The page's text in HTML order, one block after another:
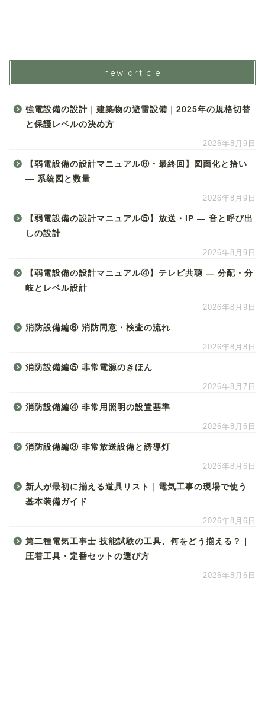
new article
強電設備の設計｜建築物の避雷設備｜2025年の規格切替
と保護レベルの決め方
2026年8月9日
【弱電設備の設計マニュアル⑥・最終回】図面化と拾い
― 系統図と数量
2026年8月9日
【弱電設備の設計マニュアル⑤】放送・IP ― 音と呼び出
しの設計
2026年8月9日
【弱電設備の設計マニュアル④】テレビ共聴 ― 分配・分
岐とレベル設計
2026年8月9日
消防設備編⑥ 消防同意・検査の流れ
2026年8月8日
消防設備編⑤ 非常電源のきほん
2026年8月7日
消防設備編④ 非常用照明の設置基準
2026年8月6日
消防設備編③ 非常放送設備と誘導灯
2026年8月6日
新人が最初に揃える道具リスト｜電気工事の現場で使う
基本装備ガイド
2026年8月6日
第二種電気工事士 技能試験の工具、何をどう揃える？｜
圧着工具・定番セットの選び方
2026年8月6日